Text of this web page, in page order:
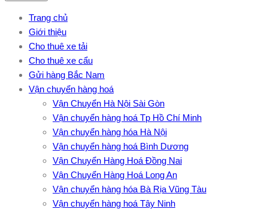
Trang chủ
Giới thiệu
Cho thuê xe tải
Cho thuê xe cẩu
Gửi hàng Bắc Nam
Vận chuyển hàng hoá
Vận Chuyển Hà Nội Sài Gòn
Vận chuyển hàng hoá Tp Hồ Chí Minh
Vận chuyển hàng hóa Hà Nội
Vận chuyển hàng hoá Bình Dương
Vận Chuyển Hàng Hoá Đồng Nai
Vận Chuyển Hàng Hoá Long An
Vận chuyển hàng hóa Bà Rịa Vũng Tàu
Vận chuyển hàng hoá Tây Ninh